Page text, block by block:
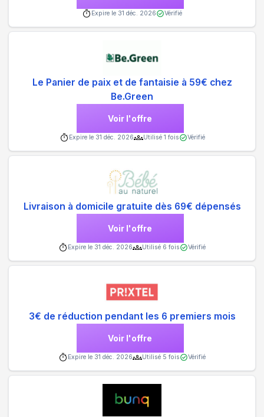
Expire le 31 déc. 2026 Vérifié
Le Panier de paix et de fantaisie à 59€ chez
Be.Green
Voir l'offre
Expire le 31 déc. 2026 Utilisé 1 fois Vérifié
Livraison à domicile gratuite dès 69€ dépensés
Voir l'offre
Expire le 31 déc. 2026 Utilisé 6 fois Vérifié
3€ de réduction pendant les 6 premiers mois
Voir l'offre
Expire le 31 déc. 2026 Utilisé 5 fois Vérifié